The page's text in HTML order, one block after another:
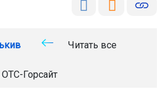
Читать все
ОТС-Горсайт